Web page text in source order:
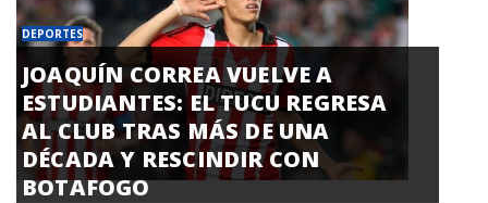
DEPORTES
JOAQUÍN CORREA VUELVE A
ESTUDIANTES: EL TUCU REGRESA
AL CLUB TRAS MÁS DE UNA
DÉCADA Y RESCINDIR CON
BOTAFOGO